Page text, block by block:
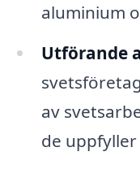
aluminium
Utförande
av
de